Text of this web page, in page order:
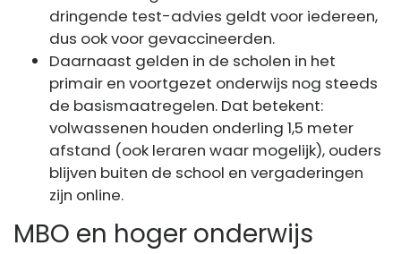
dringende test-advies geldt voor iedereen,
dus ook voor gevaccineerden.
Daarnaast gelden in de scholen in het
primair en voortgezet onderwijs nog steeds
de basismaatregelen. Dat betekent:
volwassenen houden onderling 1,5 meter
afstand (ook leraren waar mogelijk), ouders
blijven buiten de school en vergaderingen
zijn online.
MBO en hoger onderwijs